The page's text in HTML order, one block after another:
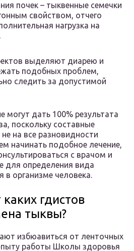
почек – тыквенные семечки
свойством, отчего
нагрузка на
выделяют диарею и
подобных проблем,
следить за допустимой
могут дать 100% результата
поскольку составные
на все разновидности
начинать подобное лечение,
с врачом и
для определения вида
в организме человека.
гдистов
тыквы?
избюавиться от ленточных
работы Школы здоровья